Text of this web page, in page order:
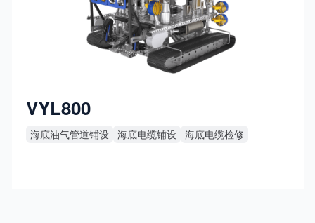
VYL800
海底油气管道铺设 海底电缆铺设 海底电缆检修